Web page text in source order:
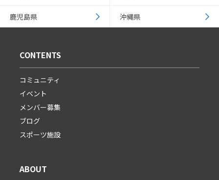
鹿児島県 沖縄県
CONTENTS
コミュニティ
イベント
メンバー募集
ブログ
スポーツ施設
ABOUT